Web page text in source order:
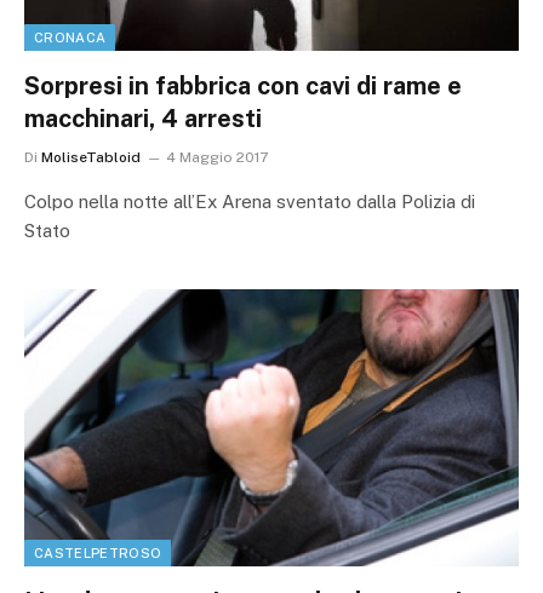
CRONACA
Sorpresi in fabbrica con cavi di rame e
macchinari, 4 arresti
Di MoliseTabloid 4 Maggio 2017
Colpo nella notte all’Ex Arena sventato dalla Polizia di
Stato
CASTELPETROSO